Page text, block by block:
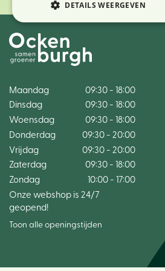
Maandag
09:30 - 18:00
Dinsdag
09:30 - 18:00
Woensdag
09:30 - 18:00
Donderdag
09:30 - 20:00
Vrijdag
09:30 - 20:00
Zaterdag
09:30 - 18:00
Zondag
10:00 - 17:00
Onze webshop is 24/7
geopend!
Toon alle openingstijden
DETAILS WEERGEVEN